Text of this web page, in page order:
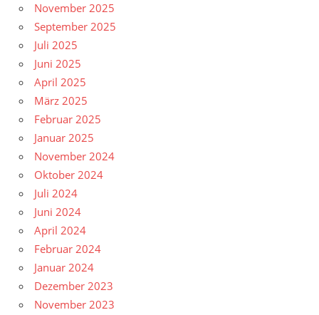
November 2025
September 2025
Juli 2025
Juni 2025
April 2025
März 2025
Februar 2025
Januar 2025
November 2024
Oktober 2024
Juli 2024
Juni 2024
April 2024
Februar 2024
Januar 2024
Dezember 2023
November 2023